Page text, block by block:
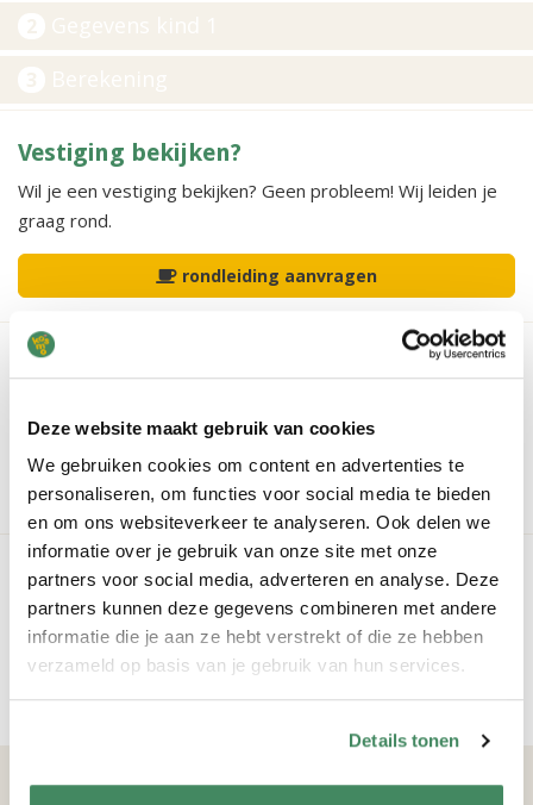
Deze website maakt gebruik van cookies
We gebruiken cookies om content en advertenties te
personaliseren, om functies voor social media te bieden
en om ons websiteverkeer te analyseren. Ook delen we
informatie over je gebruik van onze site met onze
partners voor social media, adverteren en analyse. Deze
partners kunnen deze gegevens combineren met andere
informatie die je aan ze hebt verstrekt of die ze hebben
verzameld op basis van je gebruik van hun services.
Details tonen
Vestiging bekijken?
Wil je een vestiging bekijken? Geen probleem! Wij leiden je
graag rond.
rondleiding aanvragen
Interesse?
KOSMO.
vrijblijvend inschrijven
Je kosten
Weten hoeveel je betaalt bij KOSMO? Bereken eenvoudig je
kosten uit.
bereken je kosten
Volg ons